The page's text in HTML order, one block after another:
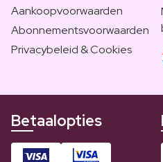
Aankoopvoorwaarden
Abonnementsvoorwaarden
Privacybeleid & Cookies
Betaalopties